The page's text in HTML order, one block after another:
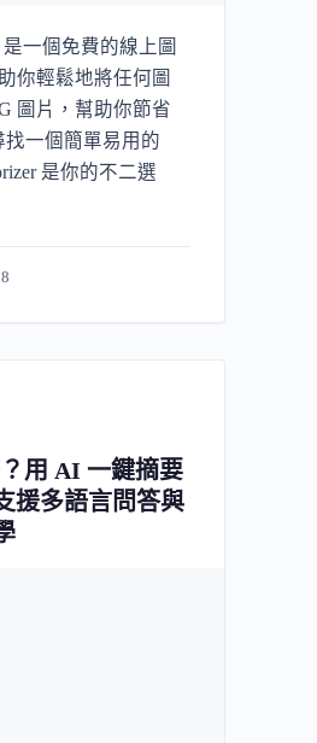
是一個免費的線上圖
你輕鬆地將任何圖
圖片，幫助你節省
一個簡單易用的
是你的不二選
用 AI 一鍵摘要
援多語言問答與